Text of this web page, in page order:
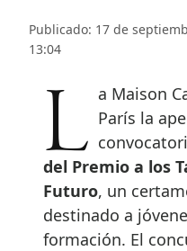
Publicado: 17 de
13:04
La Maison Cartier ha anunciado en París la
del Premio a los
Futuro, un
destinado a
formación. El